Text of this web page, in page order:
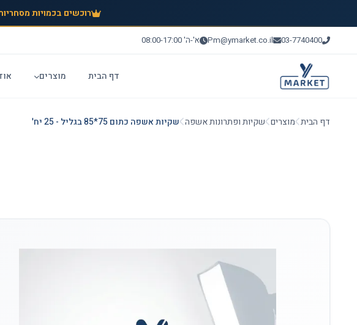
רוכשים בכמויות
03-7740400
Pm@ymarket.co.il א'-ה' 08:00-17:00
דף הבית מוצרים
דף הבית מוצרים שקיות ופתרונות אשפה שקיות אשפה כתום 75*85 בגליל - 25 יח'